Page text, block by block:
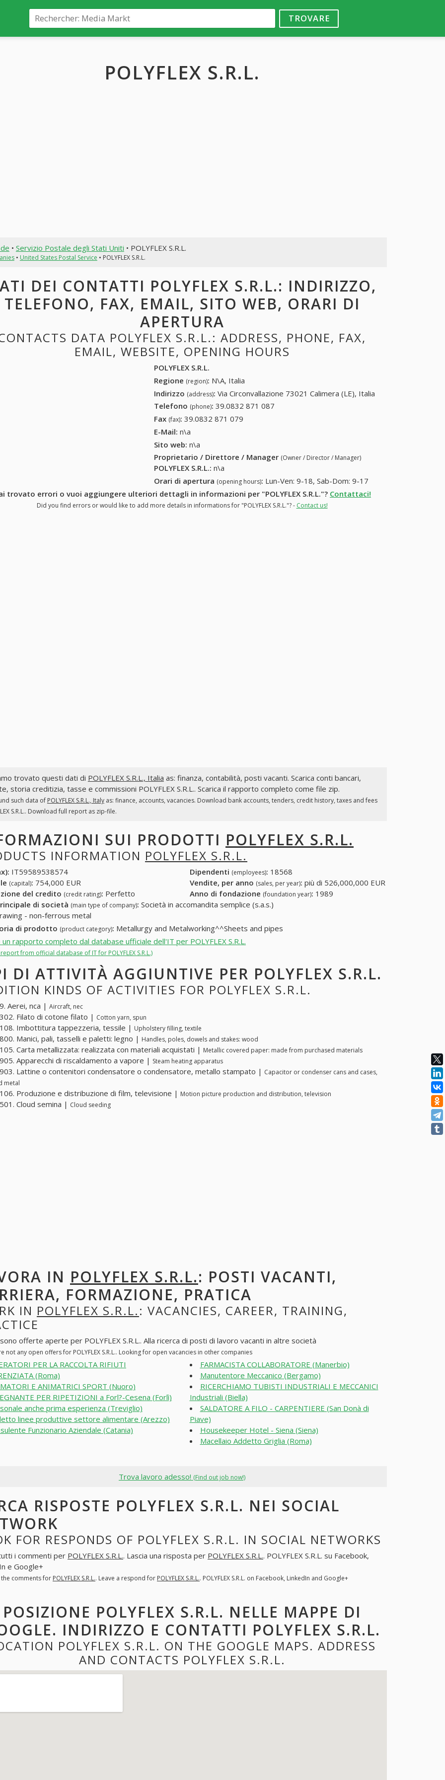
TROVARE
POLYFLEX S.R.L.
• Servizio Postale degli Stati Uniti • POLYFLEX S.R.L.
• United States Postal Service • POLYFLEX S.R.L.
DEI CONTATTI POLYFLEX S.R.L.: INDIRIZZO,
TELEFONO, FAX, EMAIL, SITO WEB, ORARI DI
APERTURA
DATA POLYFLEX S.R.L.: ADDRESS, PHONE, FAX,
EMAIL, WEBSITE, OPENING HOURS
POLYFLEX S.R.L.
Regione (region): N\A, Italia
Indirizzo (address): Via Circonvallazione 73021 Calimera (LE), Italia
Telefono (phone): 39.0832 871 087
Fax (fax): 39.0832 871 079
E-Mail: n\a
Sito web: n\a
Proprietario / Direttore / Manager (Owner / Director / Manager)
POLYFLEX S.R.L.: n\a
Orari di apertura (opening hours): Lun-Ven: 9-18, Sab-Dom: 9-17
trovato errori o vuoi aggiungere ulteriori dettagli in informazioni per "POLYFLEX S.R.L."? Contattaci!
Did you find errors or would like to add more details in informations for "POLYFLEX S.R.L."? - Contact us!
trovato questi dati di POLYFLEX S.R.L., Italia as: finanza, contabilità, posti vacanti. Scarica conti bancari,
storia creditizia, tasse e commissioni POLYFLEX S.R.L.. Scarica il rapporto completo come file zip.
such data of POLYFLEX S.R.L., Italyas: finance, accounts, vacancies. Download bank accounts, tenders, credit history, taxes and fees
S.R.L.. Download full report as zip-file.
SUI PRODOTTI POLYFLEX S.R.L.
INFORMATION POLYFLEX S.R.L.
IT59589538574 Dipendenti (employees): 18568
(capital): 754,000 EUR Vendite, per anno (sales, per year): più di 526,000,000 EUR
del credito (credit rating): Perfetto Anno di fondazione (foundation year): 1989
di società (main type of company): Società in accomandita semplice (s.a.s.)
- non-ferrous metal
di prodotto (product category): Metallurgy and Metalworking^^Sheets and pipes
rapporto completo dal database ufficiale dell'IT per POLYFLEX S.R.L.
from official database of IT for POLYFLEX S.R.L.)
DI ATTIVITÀ AGGIUNTIVE PER POLYFLEX S.R.L.
KINDS OF ACTIVITIES FOR POLYFLEX S.R.L.
Aerei, nca | Aircraft, nec
Filato di cotone filato | Cotton yarn, spun
Imbottitura tappezzeria, tessile | Upholstery filling, textile
Manici, pali, tasselli e paletti: legno | Handles, poles, dowels and stakes: wood
Carta metallizzata: realizzata con materiali acquistati | Metallic covered paper: made from purchased materials
Apparecchi di riscaldamento a vapore | Steam heating apparatus
Lattine o contenitori condensatore o condensatore, metallo stampato | Capacitor or condenser cans and cases,
metal
Produzione e distribuzione di film, televisione | Motion picture production and distribution, television
Cloud semina | Cloud seeding
IN POLYFLEX S.R.L.: POSTI VACANTI,
FORMAZIONE, PRATICA
IN POLYFLEX S.R.L.: VACANCIES, CAREER, TRAINING,
offerte aperte per POLYFLEX S.R.L.. Alla ricerca di posti di lavoro vacanti in altre società
not any open offers for POLYFLEX S.R.L.. Looking for open vacancies in other companies
PER LA RACCOLTA RIFIUTI
(Roma)
E ANIMATRICI SPORT (Nuoro)
PER RIPETIZIONI a Forl?-Cesena (Forlì)
anche prima esperienza (Treviglio)
linee produttive settore alimentare (Arezzo)
Funzionario Aziendale (Catania)
FARMACISTA COLLABORATORE (Manerbio)
Manutentore Meccanico (Bergamo)
RICERCHIAMO TUBISTI INDUSTRIALI E MECCANICI
Industriali (Biella)
SALDATORE A FILO - CARPENTIERE (San Donà di
Piave)
Housekeeper Hotel - Siena (Siena)
Macellaio Addetto Griglia (Roma)
Trova lavoro adesso! (Find out job now!)
RISPOSTE POLYFLEX S.R.L. NEI SOCIAL
FOR RESPONDS OF POLYFLEX S.R.L. IN SOCIAL NETWORKS
i commenti per POLYFLEX S.R.L.. Lascia una risposta per POLYFLEX S.R.L.. POLYFLEX S.R.L. su Facebook,
e Google+
the comments for POLYFLEX S.R.L.. Leave a respond for POLYFLEX S.R.L.. POLYFLEX S.R.L. on Facebook, LinkedIn and Google+
POSIZIONE POLYFLEX S.R.L. NELLE MAPPE DI
INDIRIZZO E CONTATTI POLYFLEX S.R.L.
POLYFLEX S.R.L. ON THE GOOGLE MAPS. ADDRESS
AND CONTACTS POLYFLEX S.R.L.